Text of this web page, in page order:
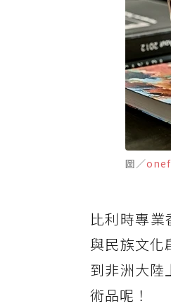
圖／
比利時專
與民族文化
到非洲大陸
術品呢！